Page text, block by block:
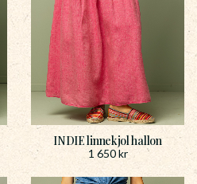
INDIE linnekjol hallon
1 650kr